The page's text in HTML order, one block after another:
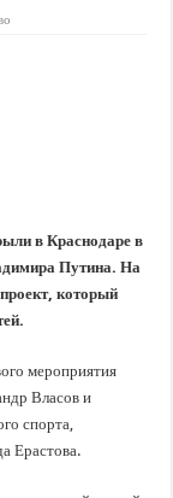
в Краснодаре в
Путина. На
который
мероприятия
Власов и
спорта,
Ерастова.